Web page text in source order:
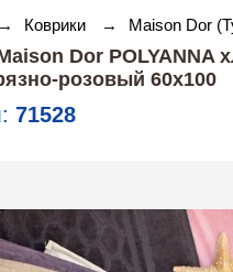
→ Коврики → Maison Dor
Dor POLYANNA
розовый 60х100
71528